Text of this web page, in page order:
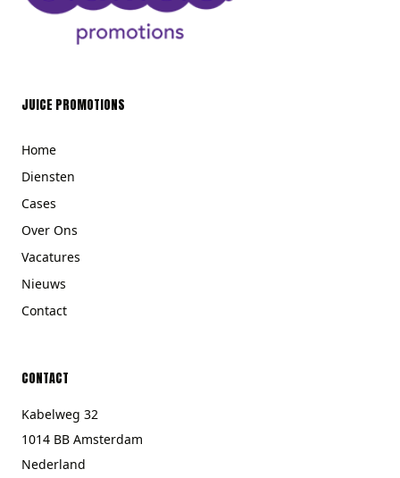
JUICE PROMOTIONS
Home
Diensten
Cases
Over Ons
Vacatures
Nieuws
Contact
CONTACT
Kabelweg 32
1014 BB Amsterdam
Nederland